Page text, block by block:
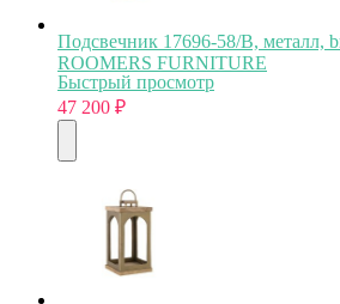
Подсвечник 17696-58/B, металл,
ROOMERS FURNITURE
Быстрый просмотр
47 200 ₽